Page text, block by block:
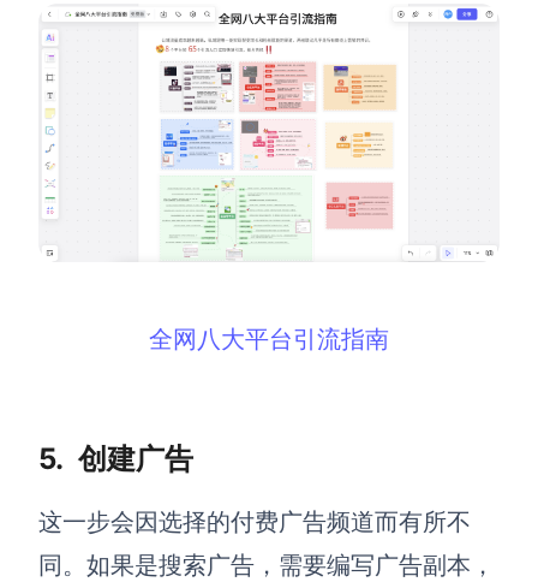
全网八大平台引流指南
5. 创建广告
这一步会因选择的付费广告频道而有所不
同。如果是搜索广告，需要编写广告副本，